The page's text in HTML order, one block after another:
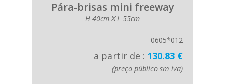
Pára-brisas mini freeway
H 40cm X L 55cm
0605*012
a partir de : 130.83 €
(preço público sm iva)